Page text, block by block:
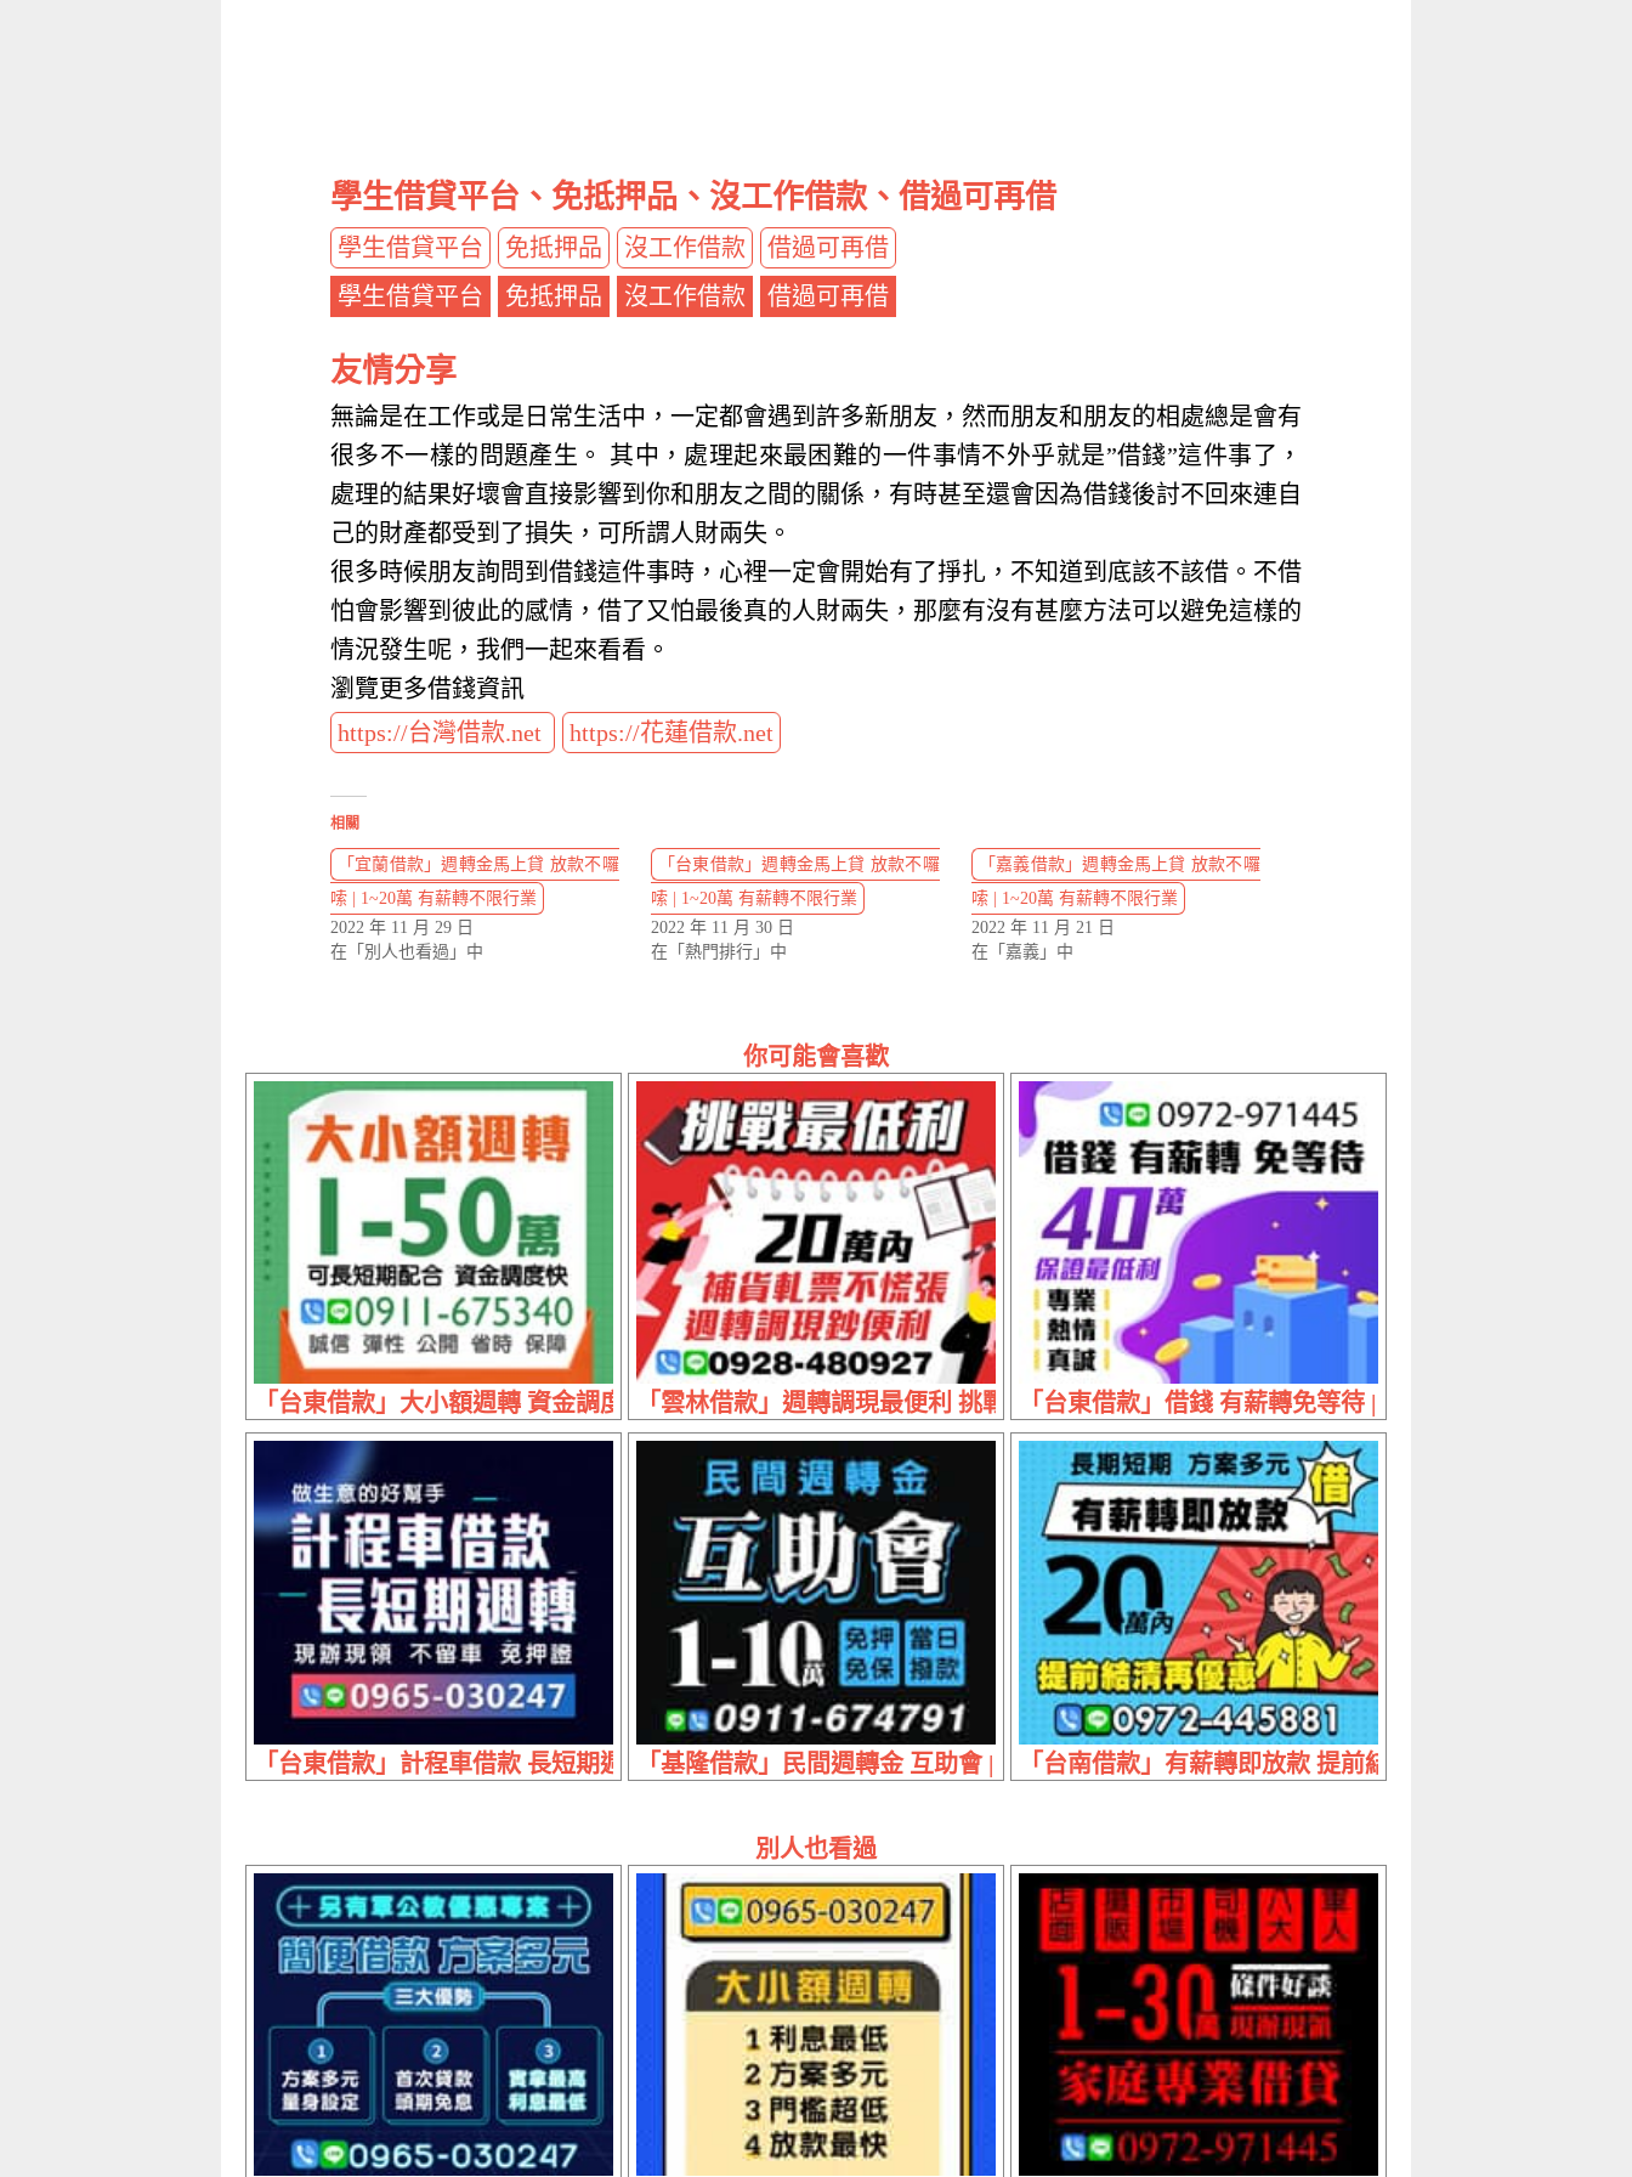
學生借貸平台、免抵押品、沒工作借款、借過可再借
學生借貸平台 免抵押品 沒工作借款
借過可再借
學生借貸平台
免抵押品 沒工作借款 借過可再借
友情分享
無論是在工作或是日常生活中，一定都會遇到許多新朋友，然而朋友和朋友的相處總是會有
很多不一樣的問題產生。 其中，處理起來最困難的一件事情不外乎就是”借錢”這件事了，
處理的結果好壞會直接影響到你和朋友之間的關係，有時甚至還會因為借錢後討不回來連自
己的財產都受到了損失，可所謂人財兩失。
很多時候朋友詢問到借錢這件事時，心裡一定會開始有了掙扎，不知道到底該不該借。不借
怕會影響到彼此的感情，借了又怕最後真的人財兩失，那麼有沒有甚麼方法可以避免這樣的
情況發生呢，我們一起來看看。
瀏覽更多借錢資訊
https://台灣借款.net
https://花蓮借款.net
相關
「宜蘭借款」週轉金馬上貸 放款不囉
嗦 | 1~20萬 有薪轉不限行業
2022 年 11 月 29 日
在「別人也看過」中
「台東借款」週轉金馬上貸 放款不囉
嗦 | 1~20萬 有薪轉不限行業
2022 年 11 月 30 日
在「熱門排行」中
「嘉義借款」週轉金馬上貸 放款不囉
嗦 | 1~20萬 有薪轉不限行業
2022 年 11 月 21 日
在「嘉義」中
你可能會喜歡
「台東借款」大小額週轉 資金調度快 | 1~50萬 可長短期配合「雲林借款」週轉調現最便利 挑戰最低利 | 20萬內 補貨軋票不慌張
「台東借款」借錢 有薪轉免等待 | 40萬內 保證最低利
「台東借款」計程車借款 長短期週轉 | 現辦現領 不留車免押證「基隆借款」民間週轉金 互助會 | 1~10萬 免押免保當日撥款「台南借款」有薪轉即放款 提前結清在優惠 | 20萬內 長
別人也看過